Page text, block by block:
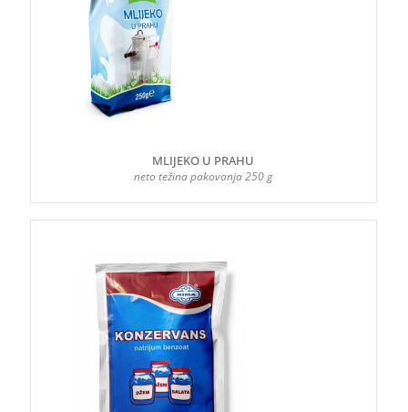
MLIJEKO U PRAHU
neto težina pakovanja 250 g